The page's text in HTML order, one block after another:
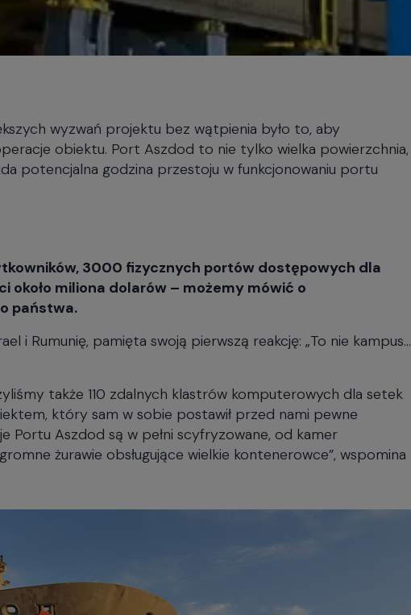
wyzwań projektu bez wątpienia było to, aby
obiektu. Port Aszdod to nie tylko wielka powierzchnia,
potencjalna godzina przestoju w funkcjonowaniu portu
3000 fizycznych portów dostępowych dla
miliona dolarów – możemy mówić o
państwa.
i Rumunię, pamięta swoją pierwszą reakcję: „To nie kampus…
także 110 zdalnych klastrów komputerowych dla setek
który sam w sobie postawił przed nami pewne
Aszdod są w pełni scyfryzowane, od kamer
żurawie obsługujące wielkie kontenerowce”, wspomina